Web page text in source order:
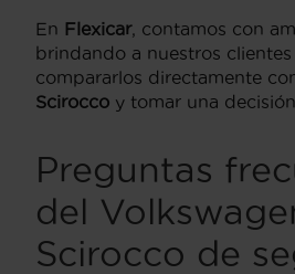
En Flexicar, contamos con
brindando a nuestros
compararlos directamente
Scirocco y tomar una
Preguntas
del
Scirocco de